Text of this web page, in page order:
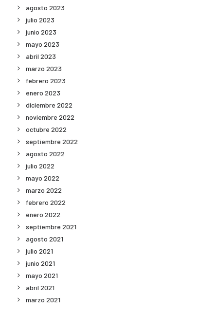
agosto 2023
julio 2023
junio 2023
mayo 2023
abril 2023
marzo 2023
febrero 2023
enero 2023
diciembre 2022
noviembre 2022
octubre 2022
septiembre 2022
agosto 2022
julio 2022
mayo 2022
marzo 2022
febrero 2022
enero 2022
septiembre 2021
agosto 2021
julio 2021
junio 2021
mayo 2021
abril 2021
marzo 2021